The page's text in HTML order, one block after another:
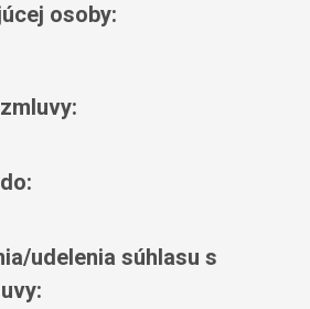
osoby:
udelenia súhlasu s